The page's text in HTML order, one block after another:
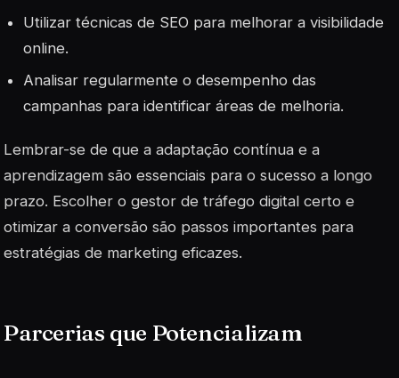
Utilizar técnicas de SEO para melhorar a visibilidade
online.
Analisar regularmente o desempenho das
campanhas para identificar áreas de melhoria.
Lembrar-se de que a adaptação contínua e a
aprendizagem são essenciais para o sucesso a longo
prazo. Escolher o gestor de tráfego digital certo e
otimizar a conversão são passos importantes para
estratégias de marketing eficazes.
Parcerias que Potencializam